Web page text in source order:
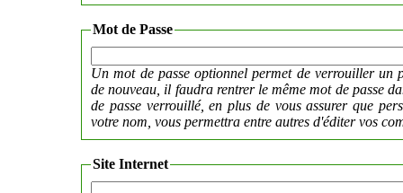
Mot de Passe
Un mot de passe optionnel permet de verrouiller un
de nouveau, il faudra rentrer le même mot de passe
de passe verrouillé, en plus de vous assurer que
votre nom, vous permettra entre autres d'éditer vos
Site Internet